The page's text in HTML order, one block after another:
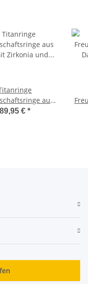
aus
Zirkonia und
89,95 € *